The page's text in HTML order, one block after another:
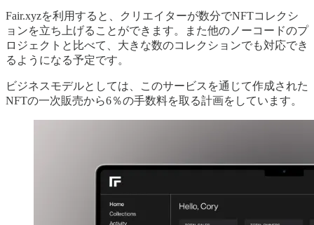
Fair.xyzを利用すると、クリエイターが数分でNFTコレクシ
ョンを立ち上げることができます。また他のノーコードのプ
ロジェクトと比べて、大きな数のコレクションでも対応でき
るようになる予定です。
ビジネスモデルとしては、このサービスを通じて作成された
NFTの一次販売から6％の手数料を取る計画をしています。